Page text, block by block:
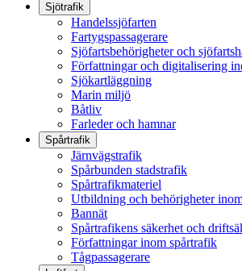
Sjötrafik
Handelssjöfarten
Fartygspassagerare
Sjöfartsbehörigheter och
Författningar och digitalisering
Sjökartläggning
Marin miljö
Båtliv
Farleder och hamnar
Spårtrafik
Järnvägstrafik
Spårbunden stadstrafik
Spårtrafikmateriel
Utbildning och behörigheter
Bannät
Spårtrafikens säkerhet och
Författningar inom spårtrafik
Tågpassagerare